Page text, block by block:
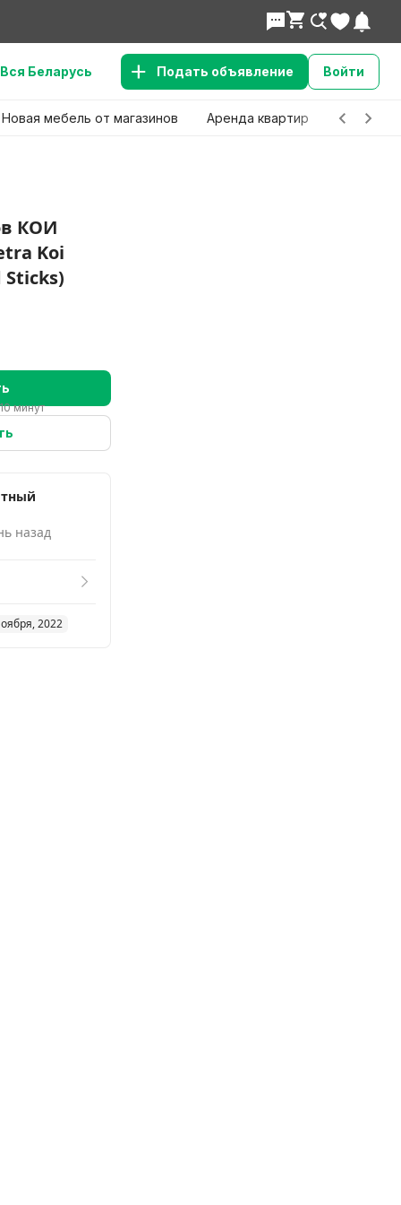
Вся Беларусь Подать объявление Войти
Новая мебель от магазинов Аренда квартир Детские
КОИ
Koi
Sticks)
минут
назад
2022